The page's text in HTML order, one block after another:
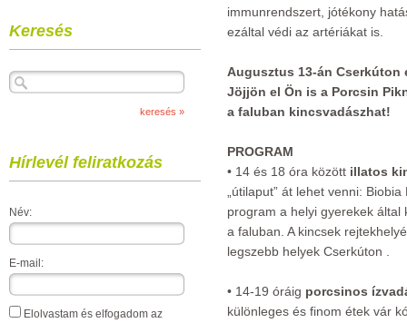
Keresés
Hírlevél feliratkozás
Név:
E-mail:
Elolvastam és elfogadom az
immunrendszert, jótékony
ezáltal védi az artériákat is.
Augusztus 13-án Cserkúton
Jöjjön el Ön is a Porcsin
a faluban kincsvadászhat!
PROGRAM
• 14 és 18 óra között illatos
„útilaput” át lehet venni:
program a helyi gyerekek
a faluban. A kincsek
legszebb helyek Cserkúton .
• 14-19 óráig porcsinos
különleges és finom étek vár